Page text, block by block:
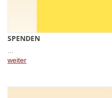
SPENDEN
...
weiter